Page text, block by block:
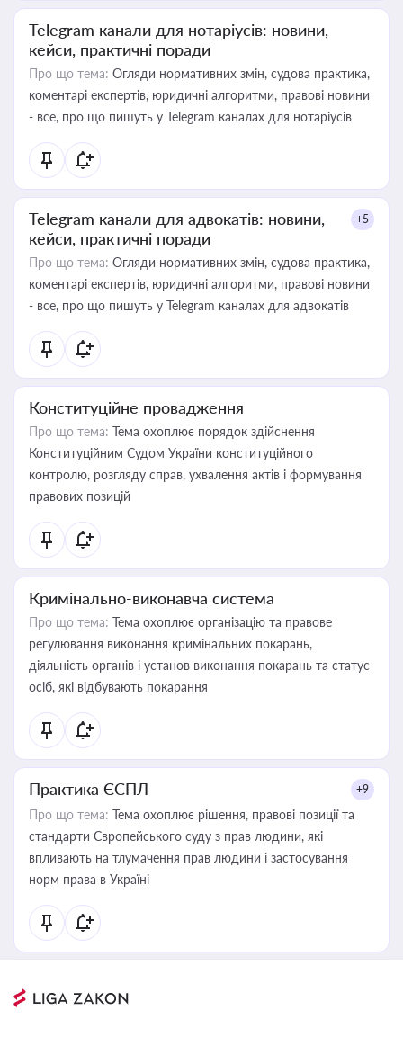
Telegram канали для нотаріусів: новини,
кейси, практичні поради
Про що тема: Огляди нормативних змін, судова практика,
коментарі експертів, юридичні алгоритми, правові новини
- все, про що пишуть у Telegram каналах для нотаріусів
Telegram канали для адвокатів: новини,
кейси, практичні поради
+5
Про що тема: Огляди нормативних змін, судова практика,
коментарі експертів, юридичні алгоритми, правові новини
- все, про що пишуть у Telegram каналах для адвокатів
Конституційне провадження
Про що тема: Тема охоплює порядок здійснення
Конституційним Судом України конституційного
контролю, розгляду справ, ухвалення актів і формування
правових позицій
Кримінально-виконавча система
Про що тема: Тема охоплює організацію та правове
регулювання виконання кримінальних покарань,
діяльність органів і установ виконання покарань та статус
осіб, які відбувають покарання
Практика ЄСПЛ +9
Про що тема: Тема охоплює рішення, правові позиції та
стандарти Європейського суду з прав людини, які
впливають на тлумачення прав людини і застосування
норм права в Україні